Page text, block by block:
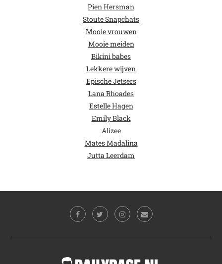
Pien Hersman
Stoute Snapchats
Mooie vrouwen
Mooie meiden
Bikini babes
Lekkere wijven
Epische Jetsers
Lana Rhoades
Estelle Hagen
Emily Black
Alizee
Mates Madalina
Jutta Leerdam